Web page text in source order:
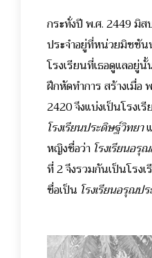
กระทั่งปี พ.ศ. 2449 มิส
ประจำอยู่ที่หน่วยมิชชัน
โรงเรียนที่เธอดูแลอยู่
ฝึกหัดทำการ สร้างเมื่อ
2420 จึงแบ่งเป็นโรงเ
โรงเรียนประดิษฐ์วิทยา
หญิงชื่อว่า โรงเรียนอรุ
ที่ 2 จึงรวมกันเป็นโรง
ชื่อเป็น โรงเรียนอรุณป